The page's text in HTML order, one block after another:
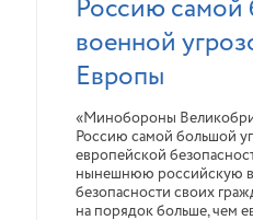
Россию самой
военной
Европы
«Минобороны
Россию самой большой
европейской
нынешнюю российскую
безопасности своих
на порядок больше, чем